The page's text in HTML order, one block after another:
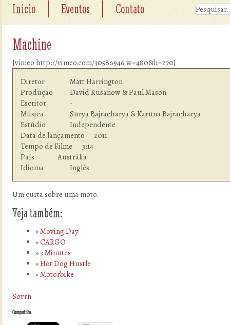
Inicio Eventos Contato
Machine
[vimeo http://vimeo.com/30586946 w=480&h=270]
Diretor         	Matt Harrington
Produção        	David Rusanow & Paul Mason
Escritor        	-
Música          	Surya Bajracharya & Karuna Bajracharya
Estúdio  	        Independente
Data de lançamento      2011
Tempo de Filme    	3:14
País            	Austrália
Idioma  	        Inglês
Um curta sobre uma moto.
Veja também:
Moving Day
CARGO
3 Minutes
Hot Dog Hustle
Motorbike
Sovrn
Compartilhe